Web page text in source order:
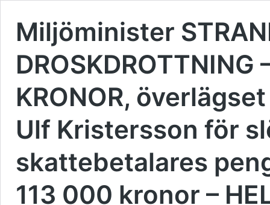
Miljöminister
KRONOR,
Ulf Kristersson för
skattebetalares
113 000 kronor –